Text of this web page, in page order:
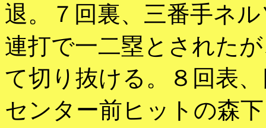
退。７回裏、三番手ネ
連打で一二塁とされた
て切り抜ける。８回表
センター前ヒットの森